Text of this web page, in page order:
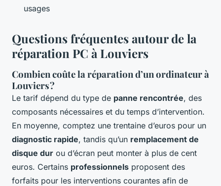
usages
Questions fréquentes autour de la
réparation PC à Louviers
Combien coûte la réparation d’un ordinateur à
Louviers ?
Le tarif dépend du type de panne rencontrée, des
composants nécessaires et du temps d’intervention.
En moyenne, comptez une trentaine d’euros pour un
diagnostic rapide, tandis qu’un remplacement de
disque dur ou d’écran peut monter à plus de cent
euros. Certains professionnels proposent des
forfaits pour les interventions courantes afin de